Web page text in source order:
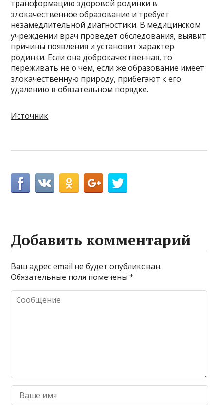
трансформацию здоровой родинки в
злокачественное образование и требует
незамедлительной диагностики. В медицинском
учреждении врач проведет обследования, выявит
причины появления и установит характер
родинки. Если она доброкачественная, то
переживать не о чем, если же образование имеет
злокачественную природу, прибегают к его
удалению в обязательном порядке.
Источник
Добавить комментарий
Ваш адрес email не будет опубликован.
Обязательные поля помечены*